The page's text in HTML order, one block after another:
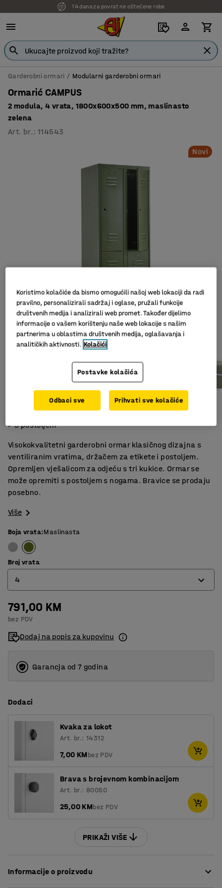
14 dana za povrat ne oštećene robe
Garderobni ormari Modularni garderobni ormari
Ormarić CAMPUS
2 modula, 4 vrata, 1800x600x500 mm, maslinasto
zelena
Art. br. :114543
Novi
Slični proizvodi
Klasičan dizajn
Prečka za odjeću
S postoljem
Visokokvalitetni garderobni ormar klasičnog dizajna s
ventiliranim vratima, držačem za etikete i postoljem.
Opremljen vješalicom za odjeću s tri kukice. Ormar se
može opremiti s postoljem s nogama. Bravice se prodaju
posebno.
Više
Boja vrata:Maslinasta
Broj vrata
4
4
6
791,00 KM
bez PDV
Dodaj na popis za kupovinu
Garancja od 7 godina
Dodaci
Kvaka za lokot
Art. br.: 14312
7,00 KMbez PDV
Brava s brojevnom kombinacijom
Art. br.: 80050
25,00 KMbez PDV
PRIKAŽI VIŠE
Informacije o proizvodu
Koristimo kolačiće da bismo omogućili našoj web lokaciji da radi
pravilno, personalizirali sadržaj i oglase, pružali funkcije
društvenih medija i analizirali web promet. Također dijelimo
informacije o vašem korištenju naše web lokacije s našim
partnerima u oblastima društvenih medija, oglašavanja i
analitičkih aktivnosti. Kolačići
Postavke kolačića
Odbaci sve Prihvati sve kolačiće